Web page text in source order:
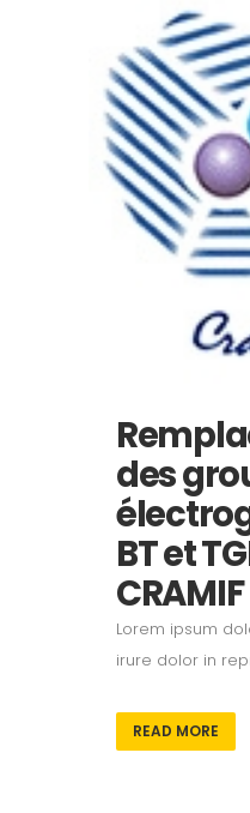
des
BT et
CRAMIF
Lorem ipsum
irure dolor in
READ MORE